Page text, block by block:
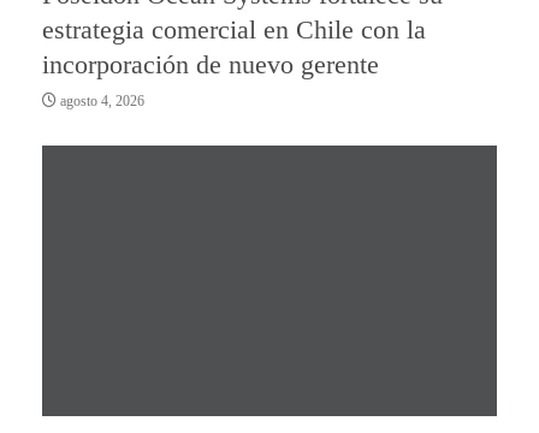
estrategia comercial en Chile con la
incorporación de nuevo gerente
agosto 4, 2026